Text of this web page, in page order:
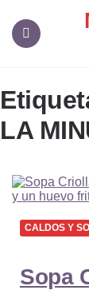
LA
CALDOS Y
Sopa